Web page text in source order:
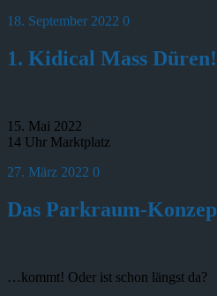
18. September 2022 0
1. Kidical Mass Düren!
15. Mai 2022
14 Uhr Marktplatz
27. März 2022 0
Das Parkraum-
…kommt! Oder ist schon längst da?